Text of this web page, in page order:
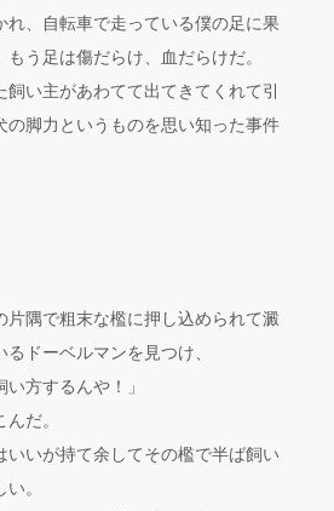
れ、自転車で走っている僕の足に果
う足は傷だらけ、血だらけだ。
い主があわてて出てきてくれて引
の脚力というものを思い知った事件
片隅で粗末な檻に押し込められて澱
ドーベルマンを見つけ、
い方するんや！」
だ。
いいが持て余してその檻で半ば飼い
。